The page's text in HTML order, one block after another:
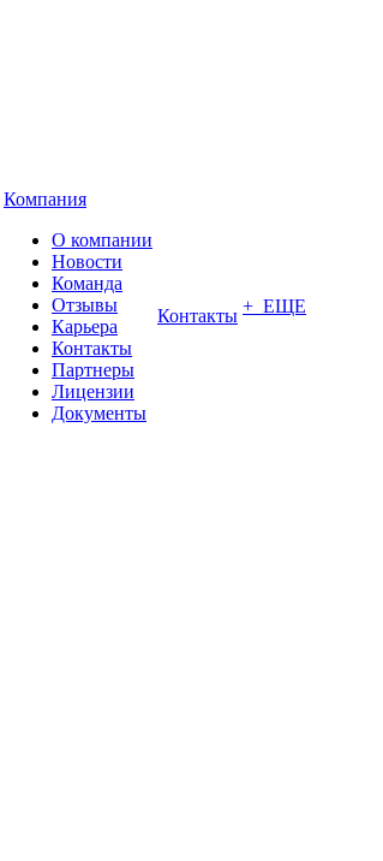
Компания
О компании
Новости
Команда
Отзывы
Карьера
Контакты
Партнеры
Лицензии
Документы
Контакты + ЕЩЕ